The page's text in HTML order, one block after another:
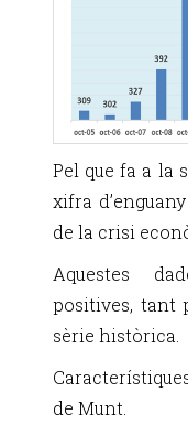
Pel que fa a la
xifra
de la crisi
Aquestes
positives, tant
sèrie històrica.
de Munt.